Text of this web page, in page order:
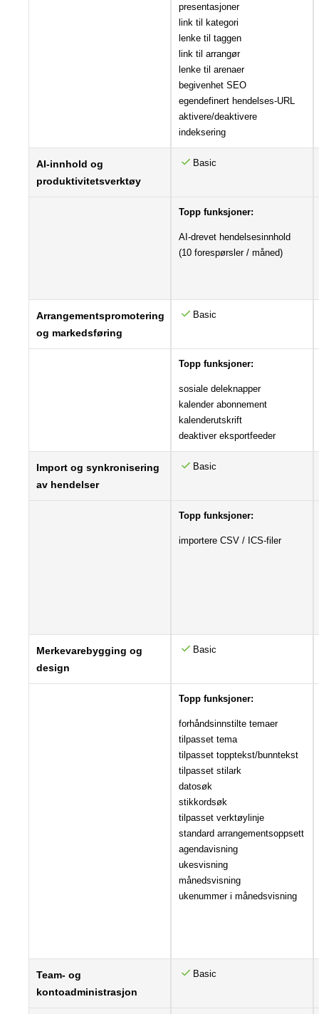
presentasjoner
link til kategori
lenke til taggen
link til arrangør
lenke til arenaer
begivenhet SEO
egendefinert hendelses-URL
aktivere/deaktivere
indeksering
AI-innhold og
produktivitetsverktøy
Basic
Topp funksjoner:
AI-drevet hendelsesinnhold
(10 forespørsler / måned)
Arrangementspromotering
og markedsføring
Basic
Topp funksjoner:
sosiale deleknapper
kalender abonnement
kalenderutskrift
deaktiver eksportfeeder
Import og synkronisering
av hendelser
Basic
Topp funksjoner:
importere CSV / ICS-filer
Merkevarebygging og
design
Basic
Topp funksjoner:
forhåndsinnstilte temaer
tilpasset tema
tilpasset topptekst/bunntekst
tilpasset stilark
datosøk
stikkordsøk
tilpasset verktøylinje
standard arrangementsoppsett
agendavisning
ukesvisning
månedsvisning
ukenummer i månedsvisning
Team- og
kontoadministrasjon
Basic